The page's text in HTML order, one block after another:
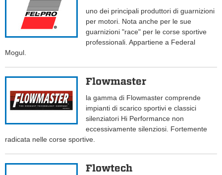
uno dei principali produttori di guarnizioni
per motori. Nota anche per le sue
guarnizioni "race" per le corse sportive
professionali. Appartiene a Federal
Mogul.
Flowmaster
la gamma di Flowmaster comprende
impianti di scarico sportivi e classici
silenziatori Hi Performance non
eccessivamente silenziosi. Fortemente
radicata nelle corse sportive.
Flowtech